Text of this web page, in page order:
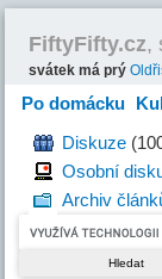
FiftyFifty.cz,
svátek má prý
Po domácku
HravěDiskuze
Osobní
Archiv